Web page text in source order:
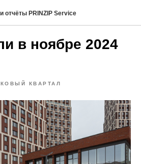
отчёты PRINZIP Service
в ноябре 2024
КВАРТАЛ